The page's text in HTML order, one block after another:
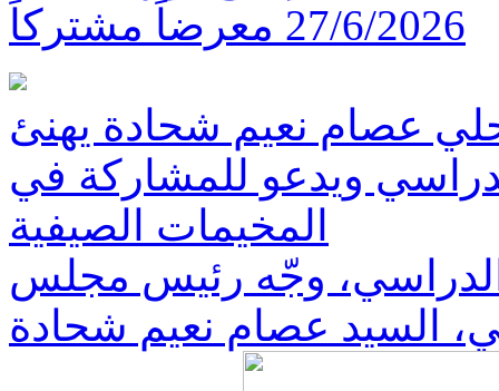
27/6/2026 معرضاً مشتركاً
عصام نعيم شحادة يهنئ
ويدعو للمشاركة في
المخيمات الصيفية
الدراسي، وجّه رئيس مجلس